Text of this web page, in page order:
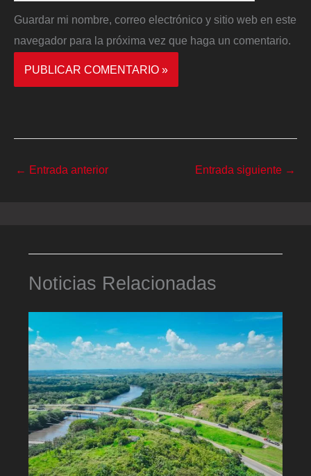
Guardar mi nombre, correo electrónico y sitio web en este
navegador para la próxima vez que haga un comentario.
← Entrada anterior Entrada siguiente →
Noticias Relacionadas